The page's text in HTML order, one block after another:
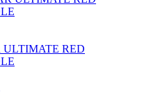
ULTIMATE RED